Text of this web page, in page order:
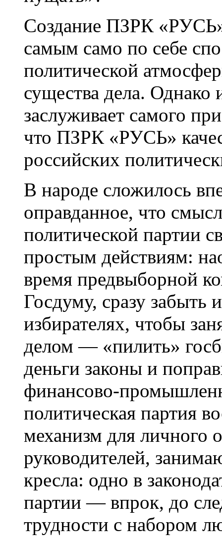
Создание ПЗРК
самым само по себе
политической
существа дела. Однако
заслуживает самого
что ПЗРК «РУСЬ»
российских
В народе сложилось
оправданное, что
политической партии
простым действиям:
время предвыборной
Госдуму, сразу
избирателях, чтобы
делом —«пилить»
деньги законы и
финансово-
политическая партия
механизм для личного
руководителей,
кресла: одно в
партии —впрок, до
трудности с набором